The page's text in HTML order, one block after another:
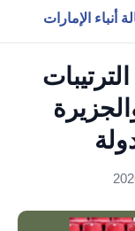
أنباء الإمارات